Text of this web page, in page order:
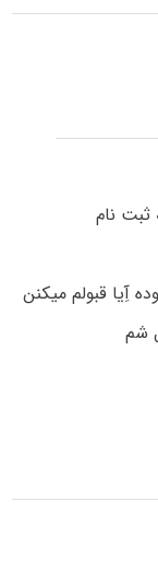
ثبت نام
آِیا قبولم میکنن
شم